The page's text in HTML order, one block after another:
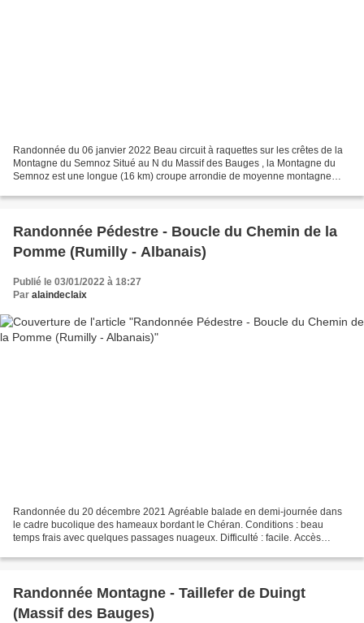
Randonnée du 06 janvier 2022 Beau circuit à raquettes sur les crêtes de la
Montagne du Semnoz Situé au N du Massif des Bauges , la Montagne du
Semnoz est une longue (16 km) croupe arrondie de moyenne montagne
Randonnée Pédestre - Boucle du Chemin de la
Pomme (Rumilly - Albanais)
Publié le 03/01/2022 à 18:27
Par alaindeclaix
Randonnée du 20 décembre 2021 Agréable balade en demi-journée dans
le cadre bucolique des hameaux bordant le Chéran. Conditions : beau
temps frais avec quelques passages nuageux. Difficulté : facile. Accès
Randonnée Montagne - Taillefer de Duingt
(Massif des Bauges)